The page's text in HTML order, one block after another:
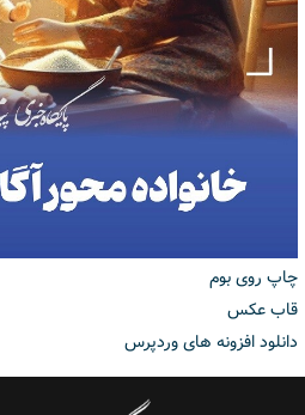
چاپ روی بوم
قاب عکس
دانلود افزونه های وردپرس